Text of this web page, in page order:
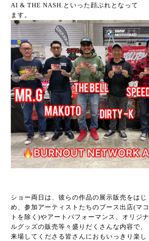
AI & THE NASH.といった顔ぶれとなって
ます。
ショー両日は、彼らの作品の展示販売をはじ
め、参加アーティストたちのブース出店(マコ
トを除く)やアートパフォーマンス、オリジナ
ルグッズの販売等々盛りだくさんな内容で、
来場してくださる皆さんにおもいっきり楽し